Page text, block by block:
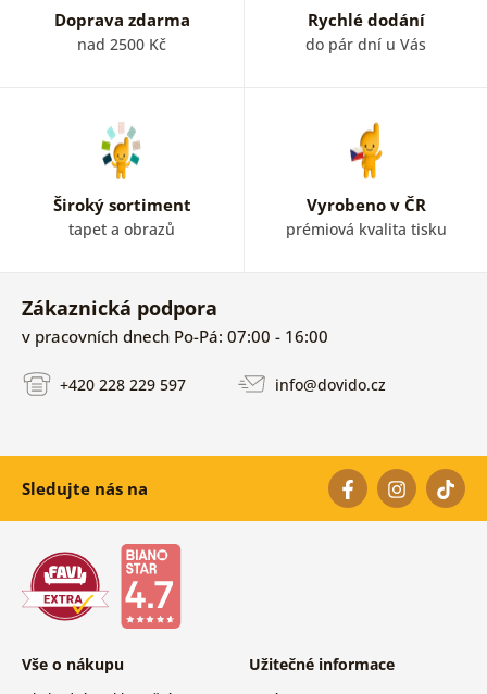
Doprava zdarma
nad 2500 Kč
Rychlé dodání
do pár dní u Vás
Široký sortiment
tapet a obrazů
Vyrobeno v ČR
prémiová kvalita tisku
Zákaznická podpora
v pracovních dnech Po-Pá: 07:00 - 16:00
+420 228 229 597 info@dovido.cz
Sledujte nás na
Vše o nákupu Užitečné informace